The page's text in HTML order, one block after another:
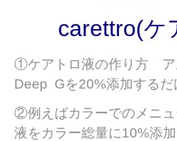
carettro(ケ
①ケアトロ液の作り方 ア
Deep Gを20%添加するだ
②例えばカラーでのメニ
液をカラー総量に10%添